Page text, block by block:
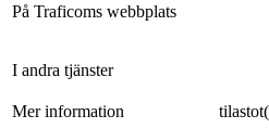
På Traficoms webbplats
I andra tjänster
Mer information